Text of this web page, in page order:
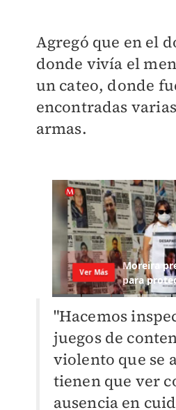
Agregó que en el
donde vivía el
un cateo, donde
encontradas
armas.
"Hacemos
juegos de
violento que se
tienen que ver
ausencia en